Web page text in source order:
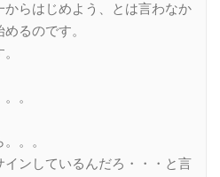
らはじめよう、とは言わなか
るのです。
。
。。
ンしているんだろ・・・と言